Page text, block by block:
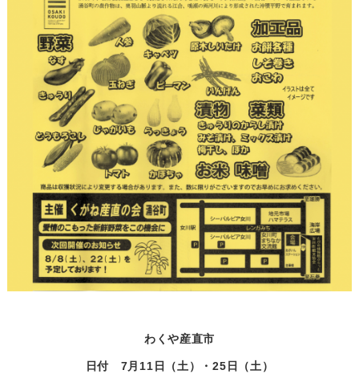
わくや産直市
日付 7月11日（土）・25日（土）